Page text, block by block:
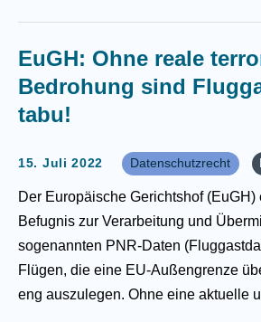
EuGH: Ohne reale
Bedrohung sind
tabu!
15. Juli 2022 Datenschutzrecht
Der Europäische Gerichtshof
Befugnis zur Verarbeitung und
sogenannten PNR-Daten
Flügen, die eine EU-Außengrenze
eng auszulegen. Ohne eine aktuelle